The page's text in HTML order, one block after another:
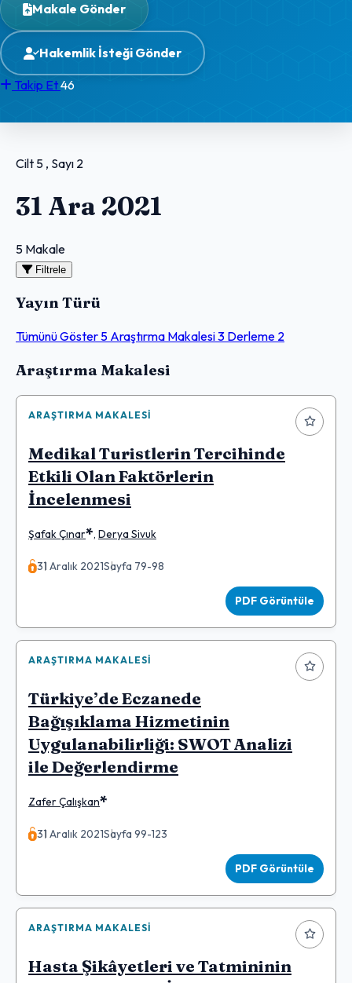
Makale Gönder
Hakemlik İsteği Gönder
Takip Et46
Cilt 5 , Sayı 2
31 Ara 2021
5 Makale
Filtrele
Yayın Türü
Tümünü Göster 5 Araştırma Makalesi3 Derleme 2
Makaleler
Araştırma Makalesi
ARAŞTIRMA MAKALESI
Medikal Turistlerin Tercihinde
Etkili Olan Faktörlerin
İncelenmesi
Şafak Çınar*, Derya Sivuk
31 Aralık 2021Sayfa 79-98
PDF Görüntüle
ARAŞTIRMA MAKALESI
Türkiye’de Eczanede
Bağışıklama Hizmetinin
Uygulanabilirliği: SWOT Analizi
ile Değerlendirme
Zafer Çalışkan*
31 Aralık 2021Sayfa 99-123
PDF Görüntüle
ARAŞTIRMA MAKALESI
Hasta Şikâyetleri ve Tatmininin